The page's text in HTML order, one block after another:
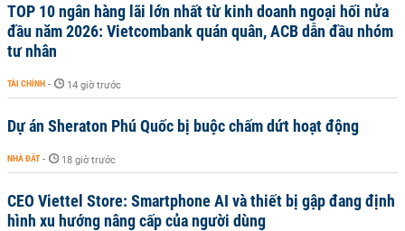
TOP 10 ngân hàng lãi lớn nhất từ kinh doanh ngoại hối nửa
đầu năm 2026: Vietcombank quán quân, ACB dẫn đầu nhóm
tư nhân
TÀI CHÍNH - 14 giờ trước
Dự án Sheraton Phú Quốc bị buộc chấm dứt hoạt động
NHÀ ĐẤT - 18 giờ trước
CEO Viettel Store: Smartphone AI và thiết bị gập đang định
hình xu hướng nâng cấp của người dùng